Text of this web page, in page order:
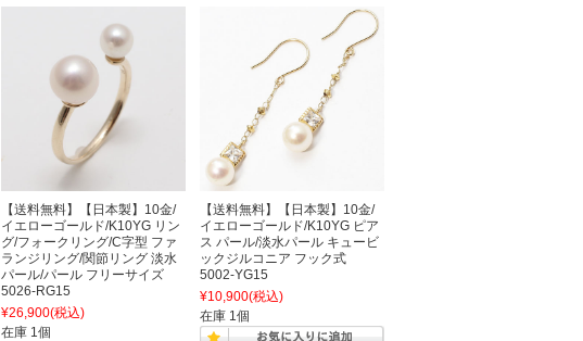
【送料無料】【日本製】10金/
イエローゴールド/K10YG リン
グ/フォークリング/C字型 ファ
ランジリング/関節リング 淡水
パール/パール フリーサイズ
5026-RG15
¥26,900(税込)
在庫 1個
【送料無料】【日本製】10金/
イエローゴールド/K10YG ピア
ス パール/淡水パール キュービ
ックジルコニア フック式
5002-YG15
¥10,900(税込)
在庫 1個